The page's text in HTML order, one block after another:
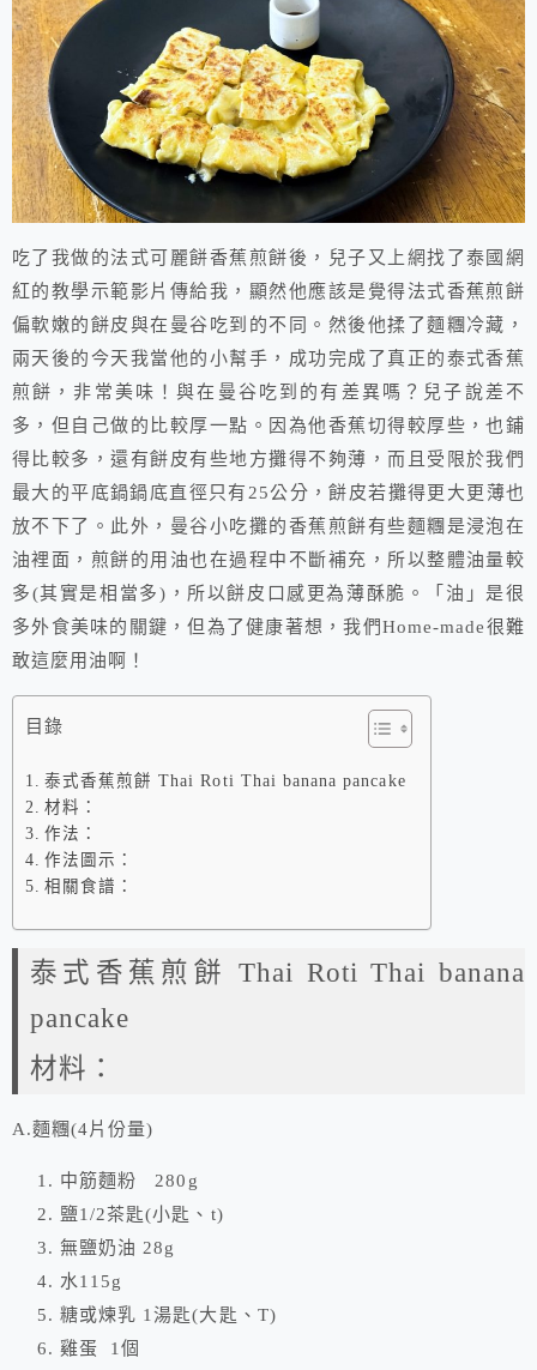
吃了我做的法式可麗餅香蕉煎餅後，兒子又上網找了泰國網
紅的教學示範影片傳給我，顯然他應該是覺得法式香蕉煎餅
偏軟嫩的餅皮與在曼谷吃到的不同。然後他揉了麵糰冷藏，
兩天後的今天我當他的小幫手，成功完成了真正的泰式香蕉
煎餅，非常美味！與在曼谷吃到的有差異嗎？兒子說差不
多，但自己做的比較厚一點。因為他香蕉切得較厚些，也鋪
得比較多，還有餅皮有些地方攤得不夠薄，而且受限於我們
最大的平底鍋鍋底直徑只有25公分，餅皮若攤得更大更薄也
放不下了。此外，曼谷小吃攤的香蕉煎餅有些麵糰是浸泡在
油裡面，煎餅的用油也在過程中不斷補充，所以整體油量較
多(其實是相當多)，所以餅皮口感更為薄酥脆。「油」是很
多外食美味的關鍵，但為了健康著想，我們Home-made很難
敢這麼用油啊！
目錄
泰式香蕉煎餅 Thai Roti Thai banana pancake
材料：
作法：
作法圖示：
相關食譜：
泰式香蕉煎餅 Thai Roti Thai banana
pancake
材料：
A.麵糰(4片份量)
中筋麵粉 280g
鹽1/2茶匙(小匙、t)
無鹽奶油 28g
水115g
糖或煉乳 1湯匙(大匙、T)
雞蛋 1個